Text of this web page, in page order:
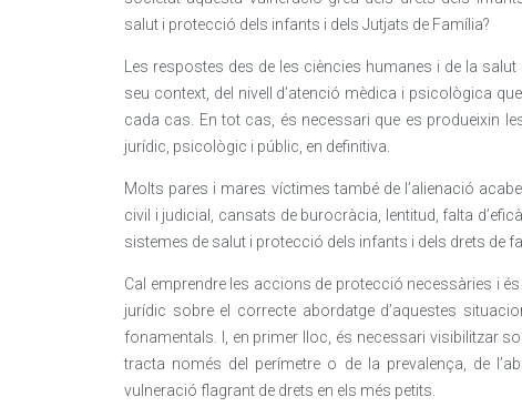
salut i protecció dels infants i dels Jutjats de Família?
Les respostes des de les ciències humanes i de la
seu context, del nivell d’atenció mèdica i psicològica
cada cas. En tot cas, és necessari que es produeixin
jurídic, psicològic i públic, en definitiva.
Molts pares i mares víctimes també de l’alienació
civil i judicial, cansats de burocràcia, lentitud, falta
sistemes de salut i protecció dels infants i dels drets de
Cal emprendre les accions de protecció necessàries i
jurídic sobre el correcte abordatge d’aquestes
fonamentals. I, en primer lloc, és necessari visibilitzar
tracta només del perímetre o de la prevalença, de
vulneració flagrant de drets en els més petits.